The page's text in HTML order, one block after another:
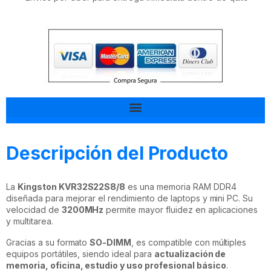
Descripción del Producto
La Kingston KVR32S22S8/8 es una memoria RAM DDR4
diseñada para mejorar el rendimiento de laptops y mini PC. Su
velocidad de 3200MHz permite mayor fluidez en aplicaciones
y multitarea.
Gracias a su formatoSO-DIMM , es compatible con múltiples
equipos portátiles, siendo ideal para actualización de
memoria, oficina, estudio y uso profesional básico.